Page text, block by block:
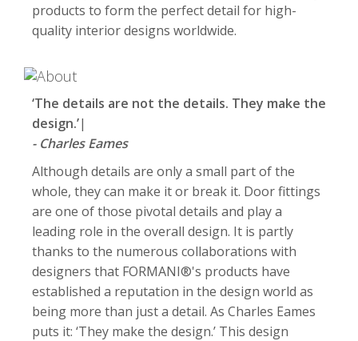
products to form the perfect detail for high-
quality interior designs worldwide.
‘The details are not the details. They make the
design.’|
- Charles Eames
Although details are only a small part of the
whole, they can make it or break it. Door fittings
are one of those pivotal details and play a
leading role in the overall design. It is partly
thanks to the numerous collaborations with
designers that FORMANI®'s products have
established a reputation in the design world as
being more than just a detail. As Charles Eames
puts it: ‘They make the design.’ This design